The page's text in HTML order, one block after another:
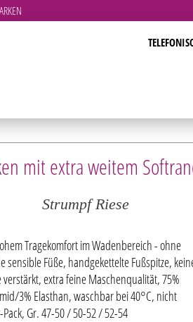
mit extra weitem
Strumpf Riese
Tragekomfort im Wadenbereich - ohne
sensible Füße, handgekettelte Fußspitze,
verstärkt, extra feine Maschenqualität, 75%
3% Elasthan, waschbar bei 40°C, nicht
Gr. 47-50 / 50-52 / 52-54